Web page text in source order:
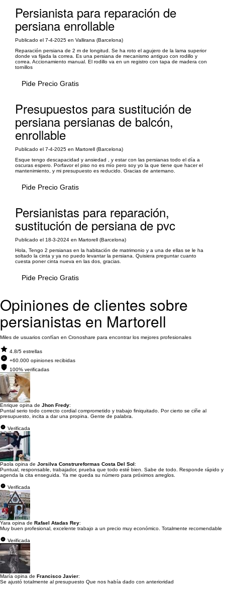
Persianista para reparación de
persiana enrollable
Publicado el 7-4-2025 en Vallirana (Barcelona)
Reparación persiana de 2 m de longitud. Se ha roto el agujero de la lama superior
donde va fijada la correa. Es una persiana de mecanismo antiguo con rodillo y
correa. Accionamiento manual. El rodillo va en un registro con tapa de madera con
tornillos
Pide Precio Gratis
Presupuestos para sustitución de
persiana persianas de balcón,
enrollable
Publicado el 7-4-2025 en Martorell (Barcelona)
Esque tengo descapacidad y ansiedad , y estar con las persianas todo el día a
oscuras espero. Porfavor el piso no es mío pero soy yo la que tiene que hacer el
mantenimiento, y mi presupuesto es reducido. Gracias de antemano.
Pide Precio Gratis
Persianistas para reparación,
sustitución de persiana de pvc
Publicado el 18-3-2024 en Martorell (Barcelona)
Hola, Tengo 2 persianas en la habitación de matrimonio y a una de ellas se le ha
soltado la cinta y ya no puedo levantar la persiana. Quisiera preguntar cuanto
cuesta poner cinta nueva en las dos, gracias.
Pide Precio Gratis
Opiniones de clientes sobre
persianistas en Martorell
Miles de usuarios confían en Cronoshare para encontrar los mejores profesionales
4.8/5 estrellas
+60.000 opiniones recibidas
100% verificadas
Enrique opina de Jhon Fredy:
Puntal serio todo correcto cordial comprometido y trabajo finiquitado. Por cierto se ciñe al
presupuesto, incita a dar una propina. Gente de palabra.
Verificada
Paola opina de Jorsilva Construreformas Costa Del Sol:
Puntual, responsable, trabajador, prueba que todo esté bien. Sabe de todo. Responde rápido y
agenda la cita enseguida. Ya me queda su número para próximos arreglos.
Verificada
Yara opina de Rafael Atadas Rey:
Muy buen profesional, excelente trabajo a un precio muy económico. Totalmente recomendable
Verificada
María opina de Francisco Javier:
Se ajustó totalmente al presupuesto Que nos había dado con anterioridad